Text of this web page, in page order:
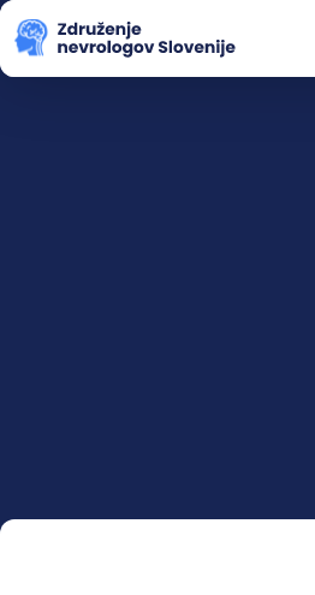
Blog in
Koledar